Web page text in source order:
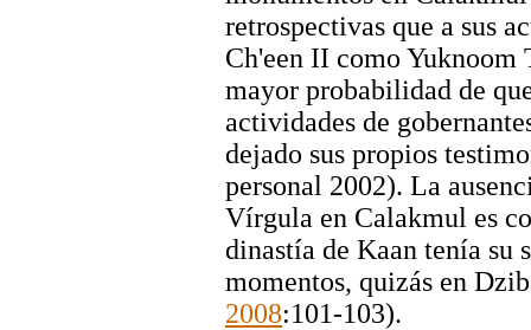
retrospectivas que a sus
Ch'een II como Yuknoom
mayor probabilidad de
actividades de
dejado sus propios
personal 2002). La
Vírgula en Calakmul es
dinastía de Kaan tenía su
momentos, quizás en
2008:101-103).